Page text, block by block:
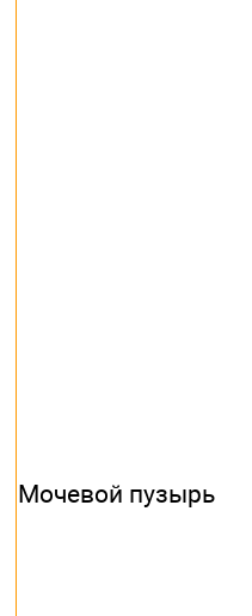
Мочевой пузырь